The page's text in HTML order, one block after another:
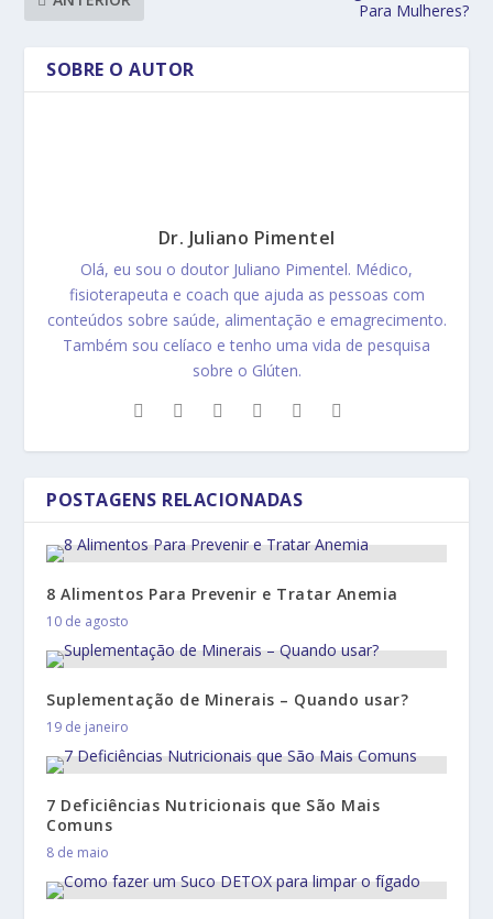
Para Mulheres?
SOBRE O AUTOR
Dr. Juliano Pimentel
Olá, eu sou o doutor Juliano Pimentel. Médico,
fisioterapeuta e coach que ajuda as pessoas com
conteúdos sobre saúde, alimentação e emagrecimento.
Também sou celíaco e tenho uma vida de pesquisa
sobre o Glúten.
POSTAGENS RELACIONADAS
8 Alimentos Para Prevenir e Tratar Anemia
10 de agosto
Suplementação de Minerais – Quando usar?
19 de janeiro
7 Deficiências Nutricionais que São Mais
Comuns
8 de maio